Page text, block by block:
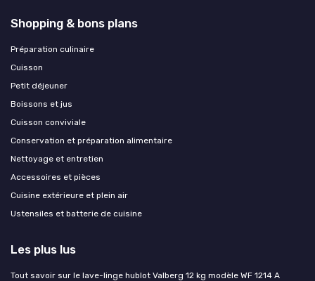
Shopping & bons plans
Préparation culinaire
Cuisson
Petit déjeuner
Boissons et jus
Cuisson conviviale
Conservation et préparation alimentaire
Nettoyage et entretien
Accessoires et pièces
Cuisine extérieure et plein air
Ustensiles et batterie de cuisine
Les plus lus
Tout savoir sur le lave-linge hublot Valberg 12 kg modèle WF 1214 A